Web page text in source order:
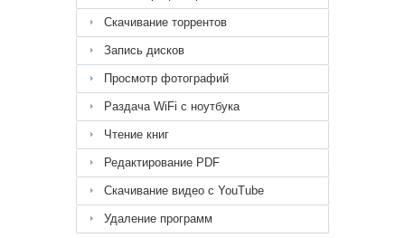
Скачивание торрентов
Запись дисков
Просмотр фотографий
Раздача WiFi с ноутбука
Чтение книг
Редактирование PDF
Скачивание видео с YouTube
Удаление программ